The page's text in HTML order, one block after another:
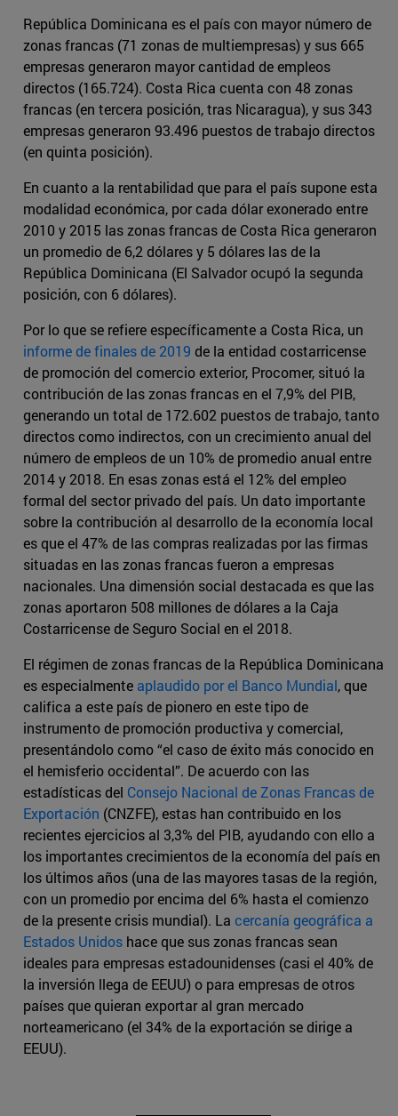
República Dominicana es el país con mayor número de
zonas francas (71 zonas de multiempresas) y sus 665
empresas generaron mayor cantidad de empleos
directos (165.724). Costa Rica cuenta con 48 zonas
francas (en tercera posición, tras Nicaragua), y sus 343
empresas generaron 93.496 puestos de trabajo directos
(en quinta posición).
En cuanto a la rentabilidad que para el país supone esta
modalidad económica, por cada dólar exonerado entre
2010 y 2015 las zonas francas de Costa Rica generaron
un promedio de 6,2 dólares y 5 dólares las de la
República Dominicana (El Salvador ocupó la segunda
posición, con 6 dólares).
Por lo que se refiere específicamente a Costa Rica, un
informe de finales de 2019 de la entidad costarricense
de promoción del comercio exterior, Procomer, situó la
contribución de las zonas francas en el 7,9% del PIB,
generando un total de 172.602 puestos de trabajo, tanto
directos como indirectos, con un crecimiento anual del
número de empleos de un 10% de promedio anual entre
2014 y 2018. En esas zonas está el 12% del empleo
formal del sector privado del país. Un dato importante
sobre la contribución al desarrollo de la economía local
es que el 47% de las compras realizadas por las firmas
situadas en las zonas francas fueron a empresas
nacionales. Una dimensión social destacada es que las
zonas aportaron 508 millones de dólares a la Caja
Costarricense de Seguro Social en el 2018.
El régimen de zonas francas de la República Dominicana
es especialmente aplaudido por el Banco Mundial, que
califica a este país de pionero en este tipo de
instrumento de promoción productiva y comercial,
presentándolo como “el caso de éxito más conocido en
el hemisferio occidental”. De acuerdo con las
estadísticas del Consejo Nacional de Zonas Francas de
Exportación (CNZFE), estas han contribuido en los
recientes ejercicios al 3,3% del PIB, ayudando con ello a
los importantes crecimientos de la economía del país en
los últimos años (una de las mayores tasas de la región,
con un promedio por encima del 6% hasta el comienzo
de la presente crisis mundial). La cercanía geográfica a
Estados Unidos hace que sus zonas francas sean
ideales para empresas estadounidenses (casi el 40% de
la inversión llega de EEUU) o para empresas de otros
países que quieran exportar al gran mercado
norteamericano (el 34% de la exportación se dirige a
EEUU).